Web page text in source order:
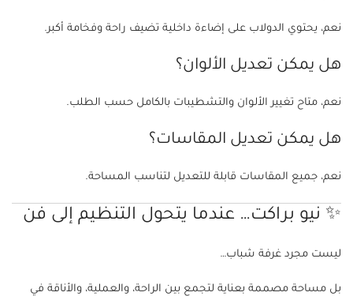
نعم، يحتوي الدولاب على إضاءة داخلية تضيف راحة وفخامة أكبر.
هل يمكن تعديل الألوان؟
نعم، متاح تغيير الألوان والتشطيبات بالكامل حسب الطلب.
هل يمكن تعديل المقاسات؟
نعم، جميع المقاسات قابلة للتعديل لتناسب المساحة.
✨ نيو براكت… عندما يتحول التنظيم إلى فن
ليست مجرد غرفة شباب…
بل مساحة مصممة بعناية لتجمع بين الراحة، والعملية، والأناقة في